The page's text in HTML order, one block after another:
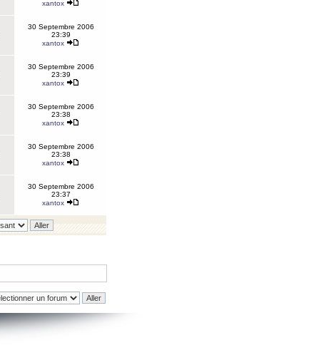
xantox
30 Septembre 2006
23:39
xantox
30 Septembre 2006
23:39
xantox
30 Septembre 2006
23:38
xantox
30 Septembre 2006
23:38
xantox
30 Septembre 2006
23:37
xantox